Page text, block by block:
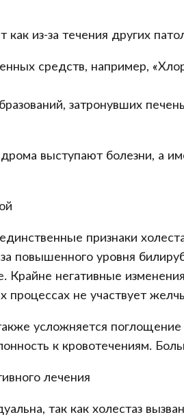
как из-за течения других
средств, например,
затронувших
выступают болезни, а
признаки
повышенного уровня
негативные
процессах не участвует
усложняется
к кровотечениям.
лечения
так как холестаз